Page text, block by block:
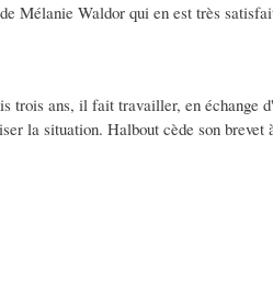
Mélanie Waldor qui en est très
ans, il fait travailler, en échange
la situation. Halbout cède son brevet